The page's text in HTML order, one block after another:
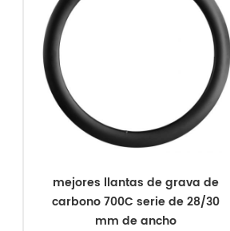
mejores llantas de grava de
carbono 700C serie de 28/30
mm de ancho